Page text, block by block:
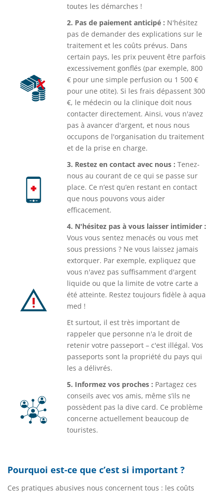
toutes les démarches !
2. Pas de paiement anticipé : N'hésitez
pas de demander des explications sur le
traitement et les coûts prévus. Dans
certain pays, les prix peuvent être parfois
excessivement gonflés (par exemple, 800
€ pour une simple perfusion ou 1 500 €
pour une otite). Si les frais dépassent 300
€, le médecin ou la clinique doit nous
contacter directement. Ainsi, vous n'avez
pas à avancer d'argent, et nous nous
occupons de l'organisation du traitement
et de la prise en charge.
3. Restez en contact avec nous : Tenez-
nous au courant de ce qui se passe sur
place. Ce n’est qu’en restant en contact
que nous pouvons vous aider
efficacement.
4. N'hésitez pas à vous laisser intimider :
Vous vous sentez menacés ou vous met
sous pressions ? Ne vous laissez jamais
extorquer. Par exemple, expliquez que
vous n'avez pas suffisamment d'argent
liquide ou que la limite de votre carte a
été atteinte. Restez toujours fidèle à aqua
med !
Et surtout, il est très important de
rappeler que personne n'a le droit de
retenir votre passeport – c'est illégal. Vos
passeports sont la propriété du pays qui
les a délivrés.
5. Informez vos proches : Partagez ces
conseils avec vos amis, même s’ils ne
possèdent pas la dive card. Ce problème
concerne actuellement beaucoup de
touristes.
Pourquoi est-ce que c’est si important ?
Ces pratiques abusives nous concernent tous : les coûts